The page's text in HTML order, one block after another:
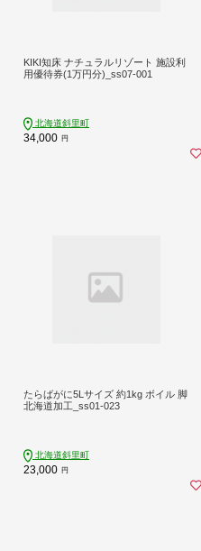
KIKI知床 ナチュラルリゾート 施設利
用優待券(1万円分)_ss07-001
北海道斜里町
34,000 円
たらばがに5Lサイズ 約1kg ボイル 脚
北海道加工_ss01-023
北海道斜里町
23,000 円